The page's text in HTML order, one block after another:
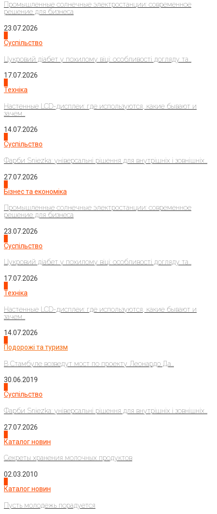
Промышленные солнечные электростанции: современное
решение для бизнеса
23.07.2026
Суспільство
Цукровий діабет у похилому віці: особливості догляду та...
17.07.2026
Техніка
Настенные LCD-дисплеи: где используются, какие бывают и
зачем...
14.07.2026
Суспільство
Фарби Sniezka: універсальні рішення для внутрішніх і зовнішніх...
27.07.2026
Бізнес та економіка
Промышленные солнечные электростанции: современное
решение для бизнеса
23.07.2026
Суспільство
Цукровий діабет у похилому віці: особливості догляду та...
17.07.2026
Техніка
Настенные LCD-дисплеи: где используются, какие бывают и
зачем...
14.07.2026
Подорожі та туризм
В Стамбуле возведут мост по проекту Леонардо Да...
30.06.2019
Суспільство
Фарби Sniezka: універсальні рішення для внутрішніх і зовнішніх...
27.07.2026
Каталог новин
Секреты хранения молочных продуктов
02.03.2010
Каталог новин
Пусть молодежь порадуется